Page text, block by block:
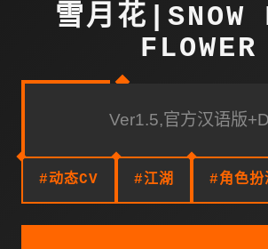
雪月花|SNOW
FLOWER
Ver1.5,官方汉语版
#动态CV #江湖 #角色扮